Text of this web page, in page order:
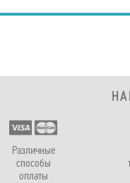
Различные
способы
оплаты